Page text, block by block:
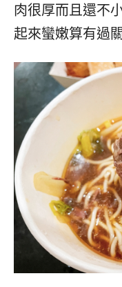
肉很厚而且還不
起來蠻嫩算有過